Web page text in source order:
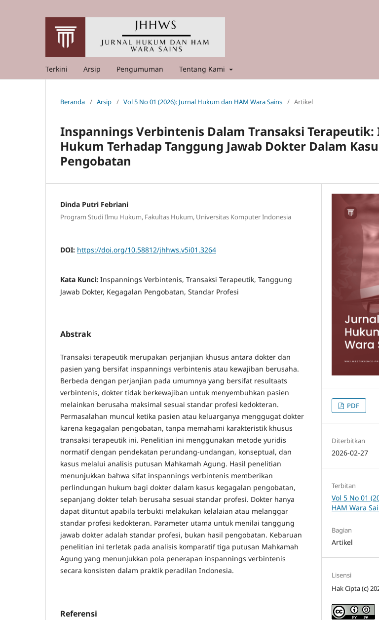
Terkini Arsip Pengumuman Tentang Kami
Beranda / Arsip / Vol 5 No 01 (2026): Jurnal Hukum dan HAM Wara Sains / Artikel
Inspannings Verbintenis Dalam Transaksi
Hukum Terhadap Tanggung Jawab Dokter Dalam
Pengobatan
Dinda Putri Febriani
Program Studi Ilmu Hukum, Fakultas Hukum, Universitas Komputer Indonesia
DOI: https://doi.org/10.58812/jhhws.v5i01.3264
Kata Kunci: Inspannings Verbintenis, Transaksi Terapeutik, Tanggung
Jawab Dokter, Kegagalan Pengobatan, Standar Profesi
Abstrak
Transaksi terapeutik merupakan perjanjian khusus antara dokter dan
pasien yang bersifat inspannings verbintenis atau kewajiban berusaha.
Berbeda dengan perjanjian pada umumnya yang bersifat resultaats
verbintenis, dokter tidak berkewajiban untuk menyembuhkan pasien
melainkan berusaha maksimal sesuai standar profesi kedokteran.
Permasalahan muncul ketika pasien atau keluarganya menggugat dokter
karena kegagalan pengobatan, tanpa memahami karakteristik khusus
transaksi terapeutik ini. Penelitian ini menggunakan metode yuridis
normatif dengan pendekatan perundang-undangan, konseptual, dan
kasus melalui analisis putusan Mahkamah Agung. Hasil penelitian
menunjukkan bahwa sifat inspannings verbintenis memberikan
perlindungan hukum bagi dokter dalam kasus kegagalan pengobatan,
sepanjang dokter telah berusaha sesuai standar profesi. Dokter hanya
dapat dituntut apabila terbukti melakukan kelalaian atau melanggar
standar profesi kedokteran. Parameter utama untuk menilai tanggung
jawab dokter adalah standar profesi, bukan hasil pengobatan. Kebaruan
penelitian ini terletak pada analisis komparatif tiga putusan Mahkamah
Agung yang menunjukkan pola penerapan inspannings verbintenis
secara konsisten dalam praktik peradilan Indonesia.
Referensi
PDF
Diterbitkan
2026-02-27
Terbitan
Vol 5 No 01
HAM Wara
Bagian
Artikel
Lisensi
Hak Cipta (c)